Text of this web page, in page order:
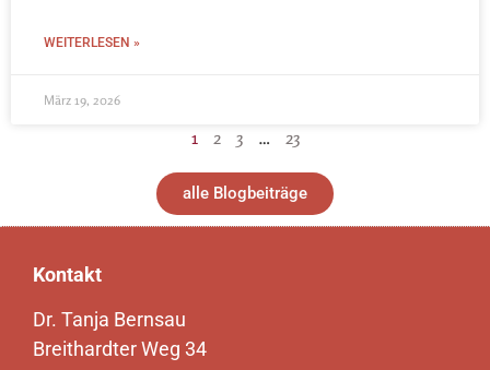
WEITERLESEN »
März 19, 2026
1 2 3 … 23
alle Blogbeiträge
Kontakt
Dr. Tanja Bernsau
Breithardter Weg 34